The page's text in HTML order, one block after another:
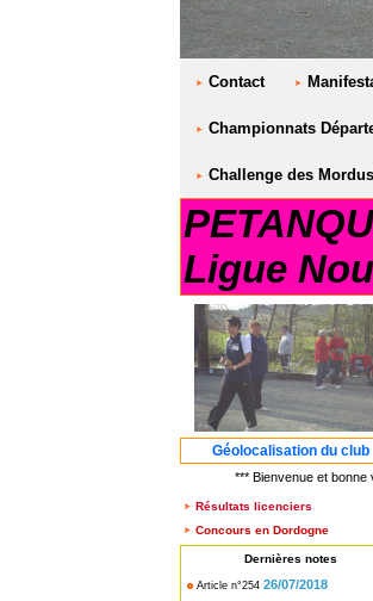
Contact
Championnats
Challenge des
Ligue
Géolocalisation du club
*** Bienvenue et bonne
Résultats licenciers
Concours en Dordogne
Dernières notes
Article n°254 26/07/2018